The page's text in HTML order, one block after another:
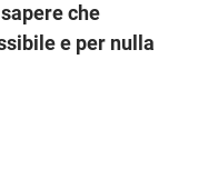
che
e per nulla